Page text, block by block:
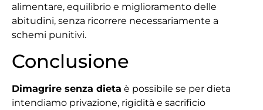
alimentare, equilibrio e miglioramento delle
abitudini, senza ricorrere necessariamente a
schemi punitivi.
Conclusione
Dimagrire senza dieta è possibile se per dieta
intendiamo privazione, rigidità e sacrificio